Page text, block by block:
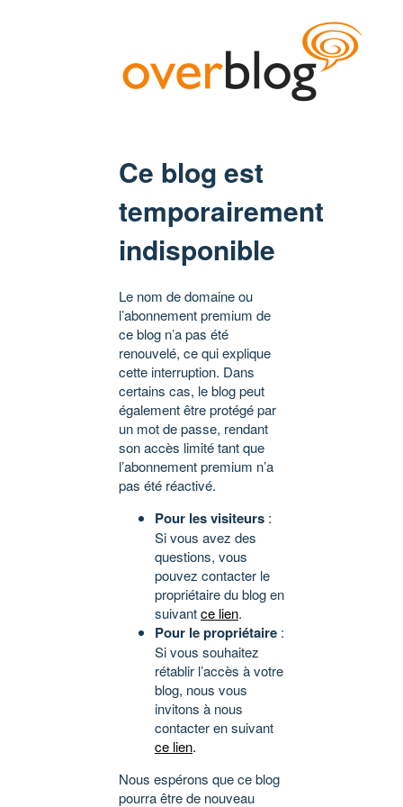
Ce blog est
temporairement
indisponible
Le nom de domaine ou
l’abonnement premium de
ce blog n’a pas été
renouvelé, ce qui explique
cette interruption. Dans
certains cas, le blog peut
également être protégé par
un mot de passe, rendant
son accès limité tant que
l’abonnement premium n’a
pas été réactivé.
Pour les visiteurs :
Si vous avez des
questions, vous
pouvez contacter le
propriétaire du blog en
suivantce lien.
Pour le propriétaire :
Si vous souhaitez
rétablir l’accès à votre
blog, nous vous
invitons à nous
contacter en suivant
ce lien.
Nous espérons que ce blog
pourra être de nouveau